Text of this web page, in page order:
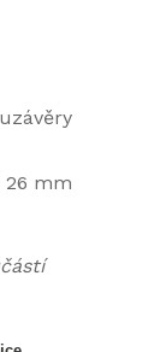
26 mm